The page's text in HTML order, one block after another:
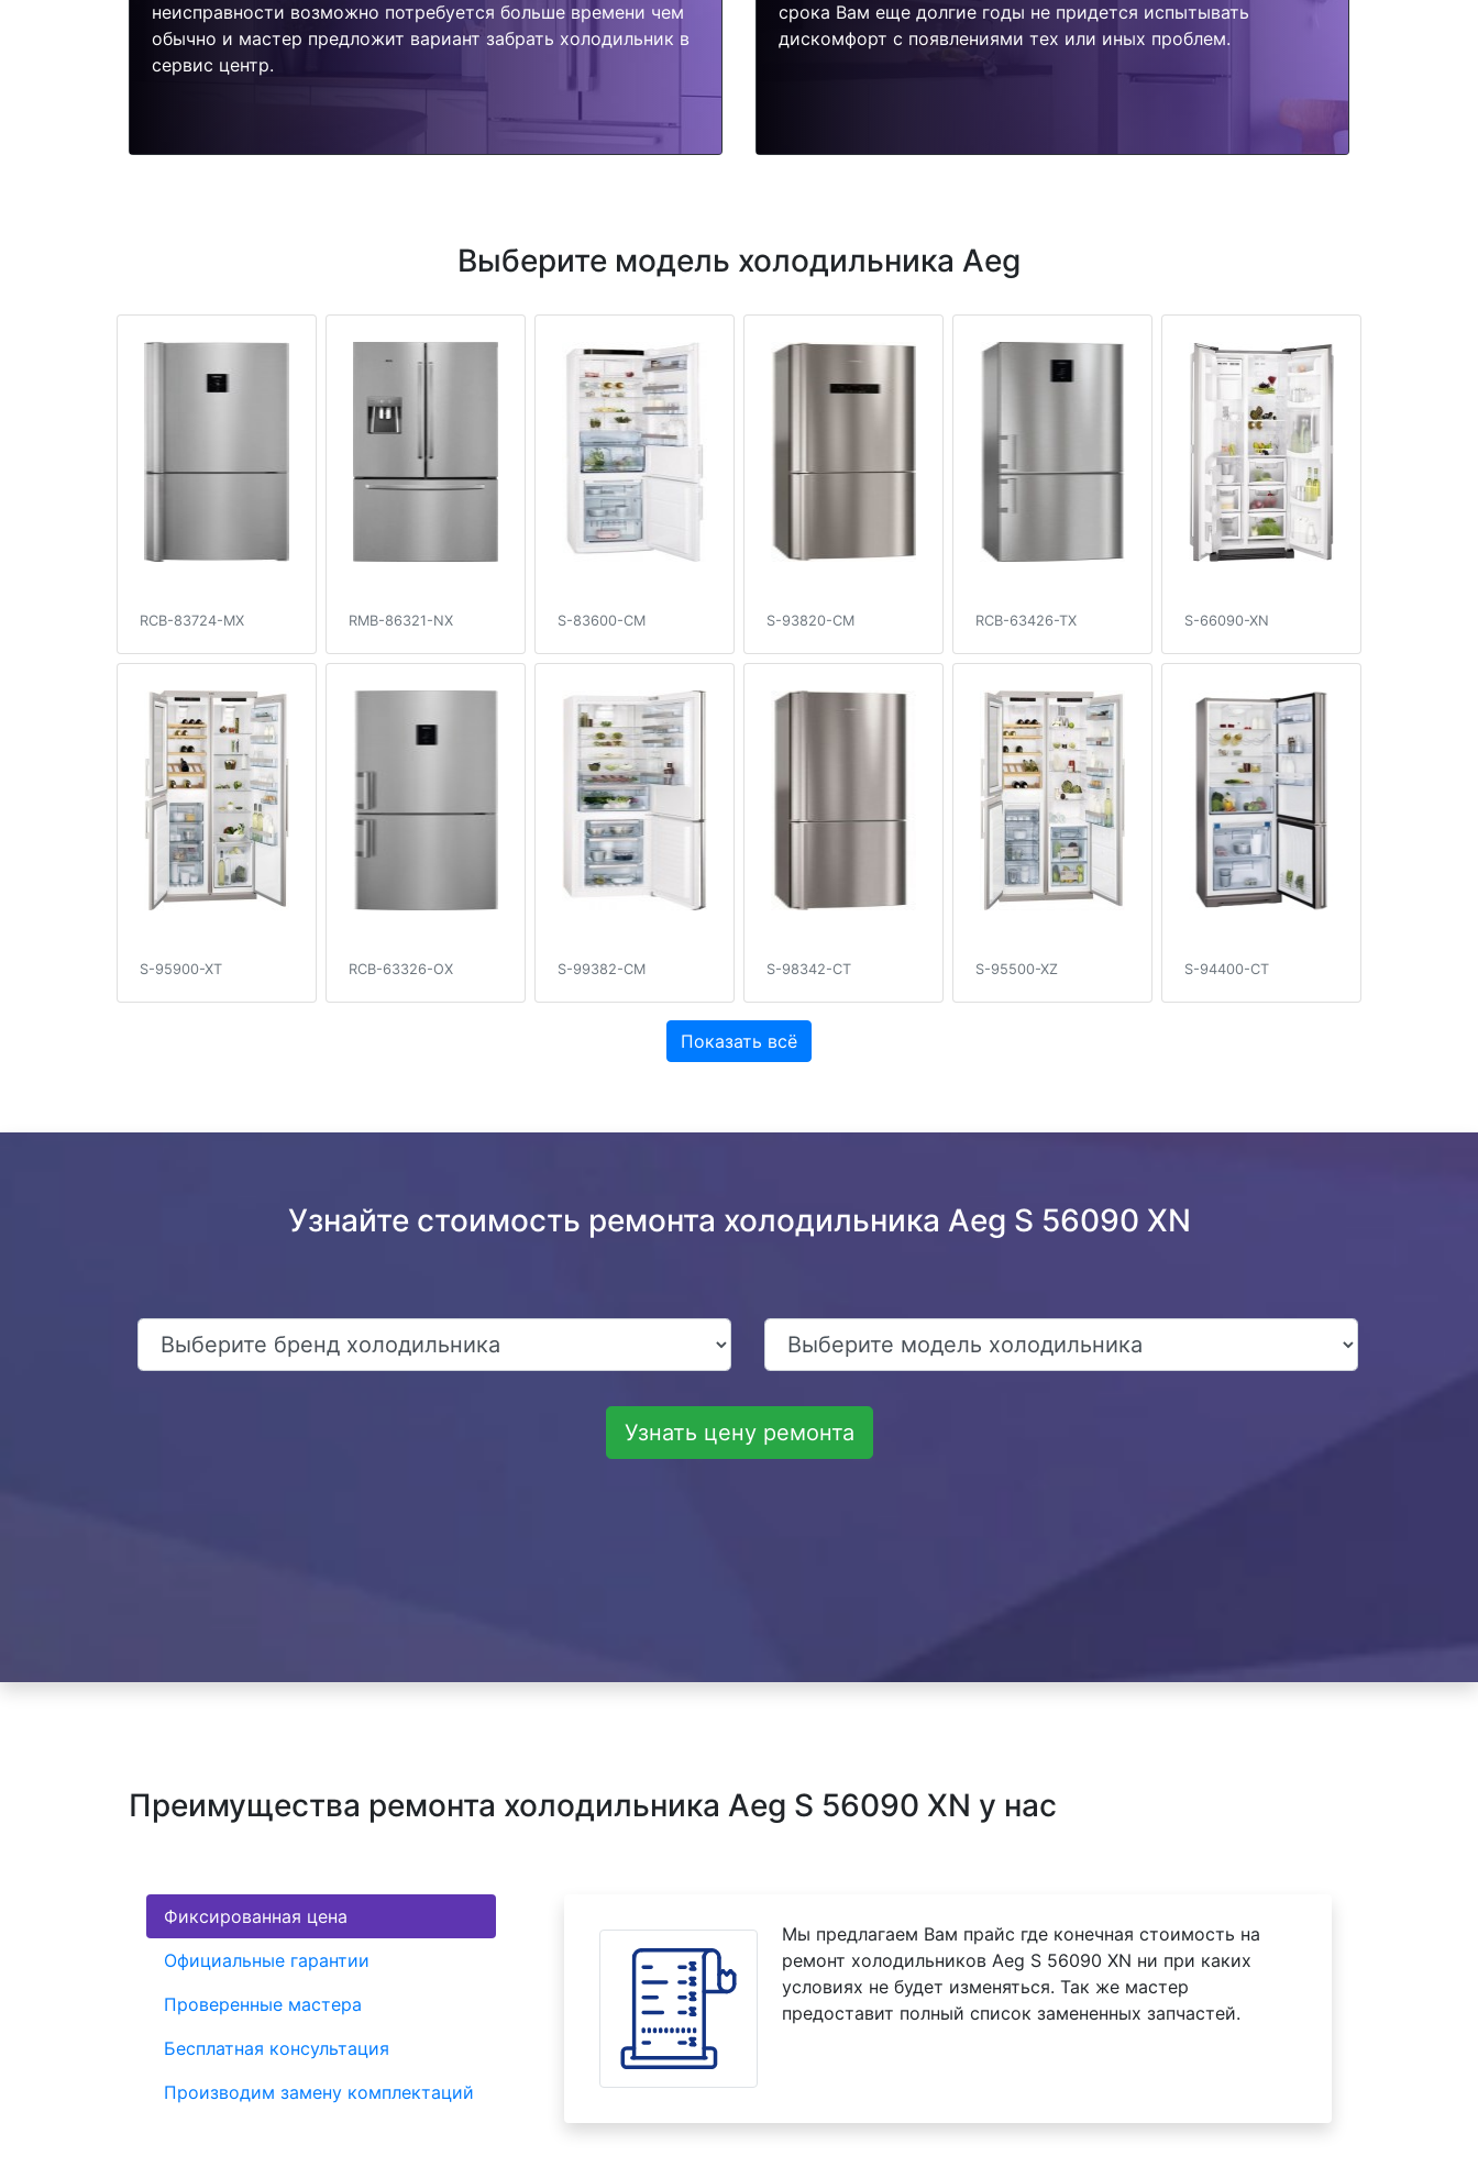
неисправности возможно потребуется больше времени чем
обычно и мастер предложит вариант забрать холодильник в
сервис центр.
срока Вам еще долгие годы не придется испытывать
дискомфорт с появлениями тех или иных проблем.
Выберите модель холодильника Aeg
RCB-83724-MX RMB-86321-NX S-83600-CM S-93820-CM RCB-63426-TX S-66090-XN
S-95900-XT RCB-63326-OX S-99382-CM S-98342-CT S-95500-XZ S-94400-CT
Показать всё
Узнайте стоимость ремонта холодильника Aeg S 56090 XN
Узнать цену ремонта
Преимущества ремонта холодильника Aeg S 56090 XN у нас
Фиксированная цена
Официальные гарантии
Проверенные мастера
Бесплатная консультация
Производим замену комплектаций
Мы предлагаем Вам прайс где конечная стоимость на
ремонт холодильников Aeg S 56090 XN ни при каких
условиях не будет изменяться. Так же мастер
предоставит полный список замененных запчастей.